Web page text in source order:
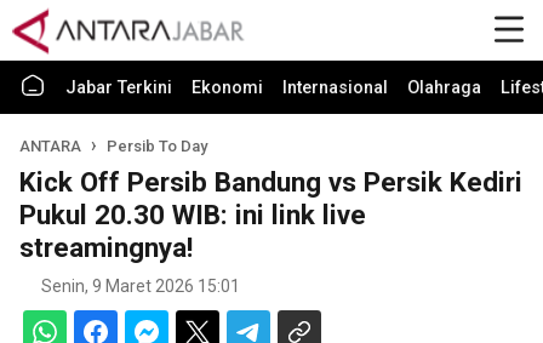
Jabar Terkini Ekonomi Internasional Olahraga
ANTARA Persib To Day
Kick Off Persib Bandung vs Persik Kediri
Pukul 20.30 WIB: ini link live
streamingnya!
Senin, 9 Maret 2026 15:01